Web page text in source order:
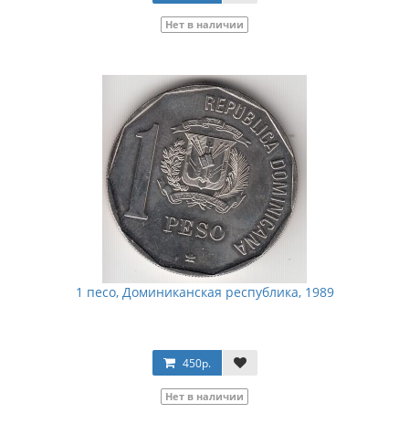
Нет в наличии
1 песо, Доминиканская республика, 1989
450р.
Нет в наличии